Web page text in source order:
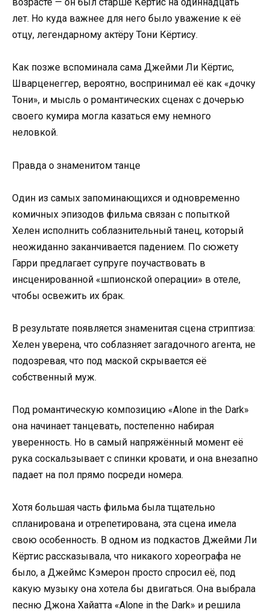
лет. Но куда важнее для него было уважение к её
отцу, легендарному актёру Тони Кёртису.
Как позже вспоминала сама Джейми Ли Кёртис,
Шварценеггер, вероятно, воспринимал её как «дочку
Тони», и мысль о романтических сценах с дочерью
своего кумира могла казаться ему немного
неловкой.
Правда о знаменитом танце
Один из самых запоминающихся и одновременно
комичных эпизодов фильма связан с попыткой
Хелен исполнить соблазнительный танец, который
неожиданно заканчивается падением. По сюжету
Гарри предлагает супруге поучаствовать в
инсценированной «шпионской операции» в отеле,
чтобы освежить их брак.
В результате появляется знаменитая сцена стриптиза:
Хелен уверена, что соблазняет загадочного агента, не
подозревая, что под маской скрывается её
собственный муж.
Под романтическую композицию «Alone in the Dark»
она начинает танцевать, постепенно набирая
уверенность. Но в самый напряжённый момент её
рука соскальзывает с спинки кровати, и она внезапно
падает на пол прямо посреди номера.
Хотя большая часть фильма была тщательно
спланирована и отрепетирована, эта сцена имела
свою особенность. В одном из подкастов Джейми Ли
Кёртис рассказывала, что никакого хореографа не
было, а Джеймс Кэмерон просто спросил её, под
какую музыку она хотела бы двигаться. Она выбрала
песню Джона Хайатта «Alone in the Dark» и решила